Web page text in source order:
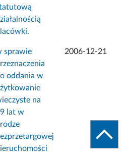
sprawie
oddania w
na
lat w
2006-12-21